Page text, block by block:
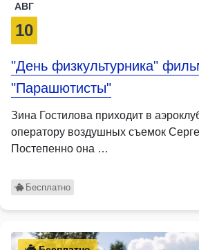
АВГ
10
"День физкультурника"
"Парашютисты"
Зина Гостилова приходит в
оператору воздушных съемок
Постепенно она …
Бесплатно